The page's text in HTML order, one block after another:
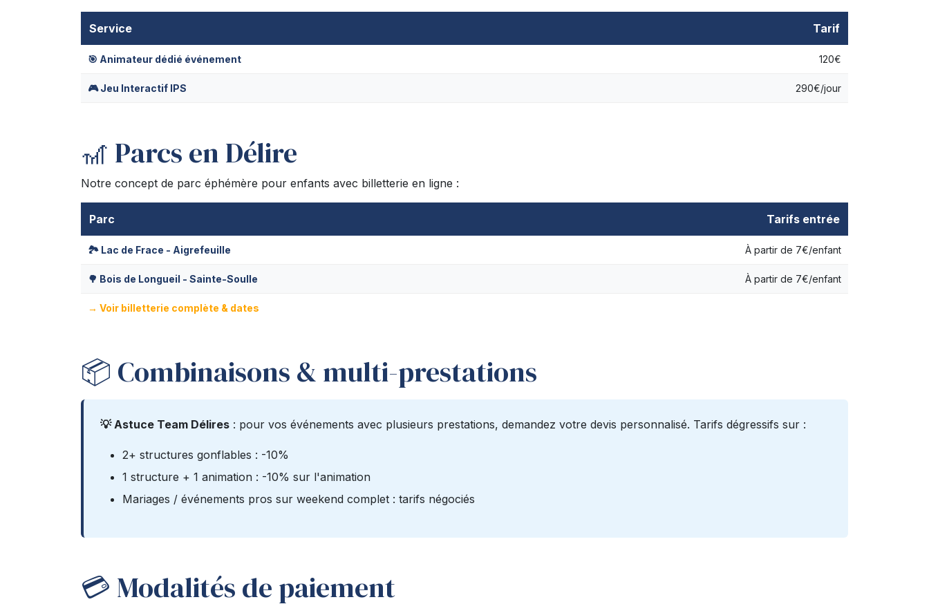
Service Tarif
🎯 Animateur dédié événement 120€
🎮 Jeu Interactif IPS 290€/jour
🎢 Parcs en Délire
Notre concept de parc éphémère pour enfants avec billetterie en ligne :
Parc Tarifs entrée
🏞️ Lac de Frace - Aigrefeuille À partir de 7€/enfant
🌳 Bois de Longueil - Sainte-Soulle À partir de 7€/enfant
→ Voir billetterie complète & dates
📦 Combinaisons & multi-prestations
💡 Astuce Team Délires : pour vos événements avec plusieurs prestations, demandez votre devis personnalisé. Tarifs dégressifs sur :
2+ structures gonflables : -10%
1 structure + 1 animation : -10% sur l'animation
Mariages / événements pros sur weekend complet : tarifs négociés
💳 Modalités de paiement